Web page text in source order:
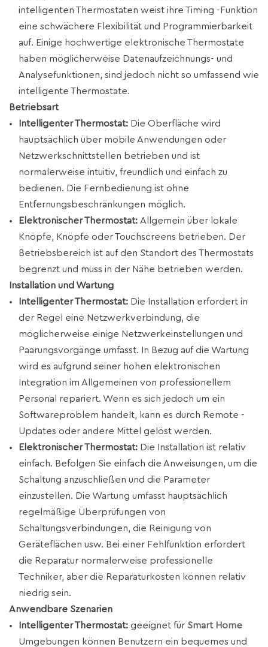
intelligenten Thermostaten weist ihre Timing -Funktion
eine schwächere Flexibilität und Programmierbarkeit
auf. Einige hochwertige elektronische Thermostate
haben möglicherweise Datenaufzeichnungs- und
Analysefunktionen, sind jedoch nicht so umfassend wie
intelligente Thermostate.
Betriebsart
Intelligenter Thermostat: Die Oberfläche wird
hauptsächlich über mobile Anwendungen oder
Netzwerkschnittstellen betrieben und ist
normalerweise intuitiv, freundlich und einfach zu
bedienen. Die Fernbedienung ist ohne
Entfernungsbeschränkungen möglich.
Elektronischer Thermostat: Allgemein über lokale
Knöpfe, Knöpfe oder Touchscreens betrieben. Der
Betriebsbereich ist auf den Standort des Thermostats
begrenzt und muss in der Nähe betrieben werden.
Installation und Wartung
Intelligenter Thermostat: Die Installation erfordert in
der Regel eine Netzwerkverbindung, die
möglicherweise einige Netzwerkeinstellungen und
Paarungsvorgänge umfasst. In Bezug auf die Wartung
wird es aufgrund seiner hohen elektronischen
Integration im Allgemeinen von professionellem
Personal repariert. Wenn es sich jedoch um ein
Softwareproblem handelt, kann es durch Remote -
Updates oder andere Mittel gelöst werden.
Elektronischer Thermostat: Die Installation ist relativ
einfach. Befolgen Sie einfach die Anweisungen, um die
Schaltung anzuschließen und die Parameter
einzustellen. Die Wartung umfasst hauptsächlich
regelmäßige Überprüfungen von
Schaltungsverbindungen, die Reinigung von
Geräteflächen usw. Bei einer Fehlfunktion erfordert
die Reparatur normalerweise professionelle
Techniker, aber die Reparaturkosten können relativ
niedrig sein.
Anwendbare Szenarien
Intelligenter Thermostat: geeignet für Smart Home
Umgebungen können Benutzern ein bequemes und